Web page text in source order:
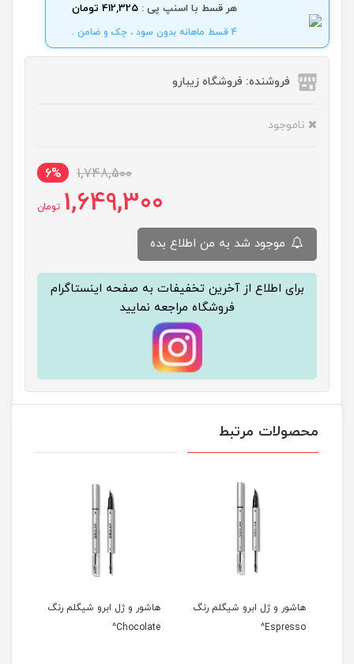
هر قسط با اسنپ پی : 412,325 تومان
4 قسط ماهانه بدون سود ، چک و ضامن .
فروشنده: فروشگاه زیبارو
ناموجود
1,748,500
6%
1,649,300 تومان
برای اطلاع از آخرین تخفیفات به صفحه اینستاگرام
فروشگاه مراجعه نمایید
محصولات مرتبط
هاشور و ژل ابرو شیگلم رنگ
Espresso^
هاشور و ژل ابرو شیگلم رنگ
Chocolate^